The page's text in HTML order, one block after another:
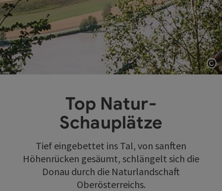
Top Natur-
Schauplätze
Tief eingebettet ins Tal, von sanften
Höhenrücken gesäumt, schlängelt sich die
Donau durch die Naturlandschaft
Oberösterreichs.